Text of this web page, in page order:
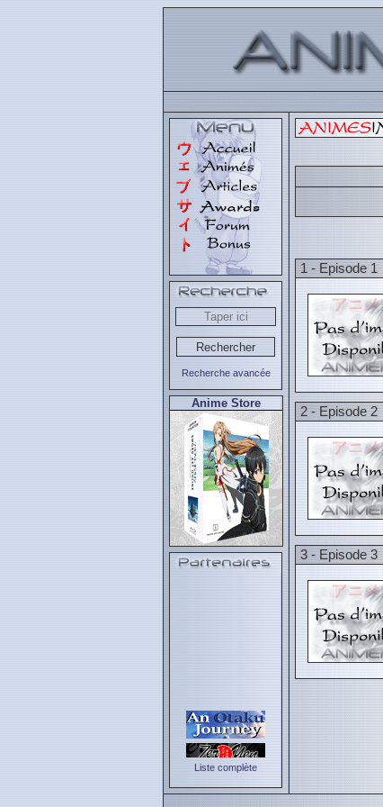
Recherche avancée
Anime Store
Liste complète
1 - Episode 1
2 - Episode 2
3 - Episode 3